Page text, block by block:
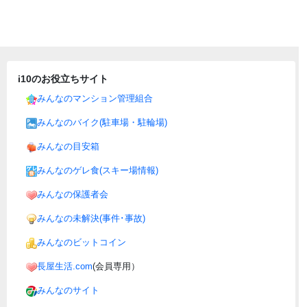
i10のお役立ちサイト
みんなのマンション管理組合
みんなのバイク(駐車場・駐輪場)
みんなの目安箱
みんなのゲレ食(スキー場情報)
みんなの保護者会
みんなの未解決(事件･事故)
みんなのビットコイン
長屋生活.com(会員専用）
みんなのサイト